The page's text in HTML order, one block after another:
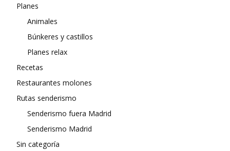
Planes
Animales
Búnkeres y castillos
Planes relax
Recetas
Restaurantes molones
Rutas senderismo
Senderismo fuera Madrid
Senderismo Madrid
Sin categoría